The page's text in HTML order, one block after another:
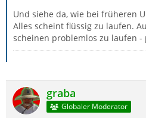
Und siehe da, wie bei früheren
Alles scheint flüssig zu laufen.
scheinen problemlos zu laufen
graba
Globaler Moderator